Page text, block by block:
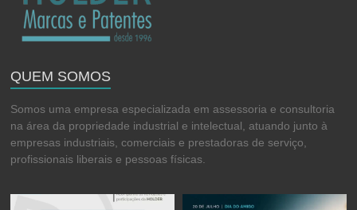
QUEM SOMOS
Somos uma empresa especializada em assessoria e consultoria
na área da propriedade industrial e intelectual, atuando junto à
empresas industriais, comerciais e prestadoras de serviço,
profissionais liberais e pessoas físicas.